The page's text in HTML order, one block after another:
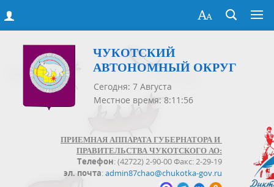
ЧУКОТСКИЙ
АВТОНОМНЫЙ ОКРУГ
Сегодня: 7 Августа
Местное время: 8:11:56
ПРИЕМНАЯ АППАРАТА ГУБЕРНАТОРА И
ПРАВИТЕЛЬСТВА ЧУКОТСКОГО АО:
Телефон: (42722) 2-90-00 Факс: 2-29-19
эл. почта:admin87chao@chukotka-gov.ru